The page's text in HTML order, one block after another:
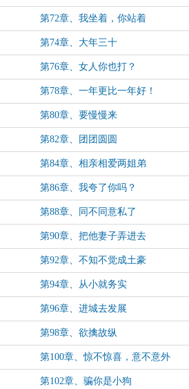
第72章、我坐着，你站着
第74章、大年三十
第76章、女人你也打？
第78章、一年更比一年好！
第80章、要慢慢来
第82章、团团圆圆
第84章、相亲相爱两姐弟
第86章、我夸了你吗？
第88章、同不同意私了
第90章、把他妻子弄进去
第92章、不知不觉成土豪
第94章、从小就务实
第96章、进城去发展
第98章、欲擒故纵
第100章、惊不惊喜，意不意外
第102章、骗你是小狗